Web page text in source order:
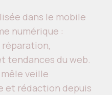
dans le mobile
numérique :
tendances du web.
veille
et rédaction depuis